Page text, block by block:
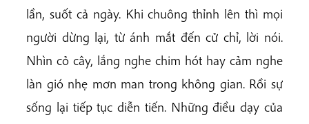
lần, suốt cả ngày. Khi chuông thỉnh lên thì mọi
người dừng lại, từ ánh mắt đến cử chỉ, lời nói.
Nhìn cỏ cây, lắng nghe chim hót hay cảm nghe
làn gió nhẹ mơn man trong không gian. Rồi sự
sống lại tiếp tục diễn tiến. Những điều dạy của